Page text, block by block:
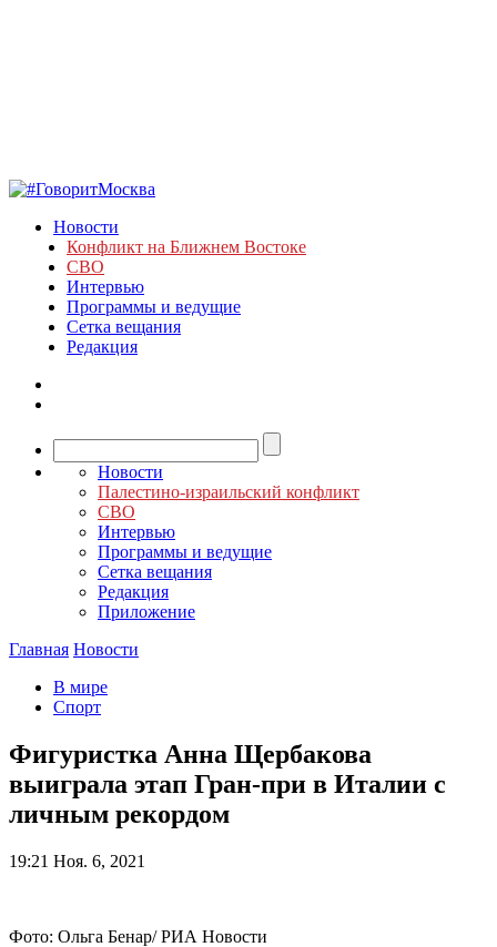
Новости
Конфликт на Ближнем Востоке
СВО
Интервью
Программы и ведущие
Сетка вещания
Редакция
Новости
Палестино-израильский конфликт
СВО
Интервью
Программы и ведущие
Сетка вещания
Редакция
Приложение
Главная Новости
В мире
Спорт
Фигуристка Анна Щербакова
выиграла этап Гран-при в Италии с
личным рекордом
19:21 Ноя. 6, 2021
Фото: Ольга Бенар/ РИА Новости